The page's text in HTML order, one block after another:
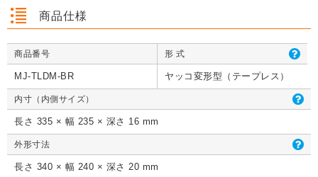
クッション封筒（ネ
コポス最大）※A4
不可
1枚 21.1円～
【広告入】宅配120
サイズ 段ボール箱
（高さ3段階変更可
価格※
【宅配80サイズ】定
番段ボール箱（DA0
04）
【広告入
イズ 段ボ
1枚 40.4
クッション封筒（ネ
コポス最大）※A4
不可
1枚 21.1円～
【広告入】宅配60サ
【広告入】宅配120
サイズ 段ボール箱
【宅配
番段ボー
04）
1枚 71.9
クッション封筒（ネ
不可
1枚 21.1円～
【広告入】宅配60サ
【宅配80サイズ】定
【広告入
1枚 40.4
商品仕様
商品番号 形 式
MJ-TLDM-BR ヤッコ変形型（テープレス）
内寸（内側サイズ）
長さ 335 × 幅 235 × 深さ 16 mm
外形寸法
長さ 340 × 幅 240 × 深さ 20 mm